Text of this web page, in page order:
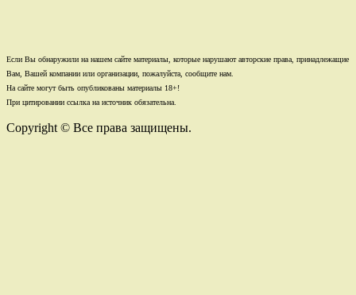
Если Вы обнаружили на нашем сайте материалы, которые нарушают авторские права, принадлежащие
Вам, Вашей компании или организации, пожалуйста, сообщите нам.
На сайте могут быть опубликованы материалы 18+!
При цитировании ссылка на источник обязательна.
Copyright © Все права защищены.